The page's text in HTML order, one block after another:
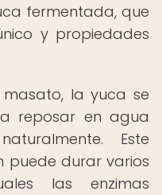
fermentada, que
y propiedades
la yuca se
reposar en agua
Este
puede durar varios
las enzimas